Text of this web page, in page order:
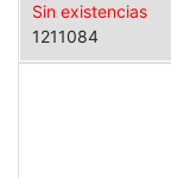
Sin existencias
1211084